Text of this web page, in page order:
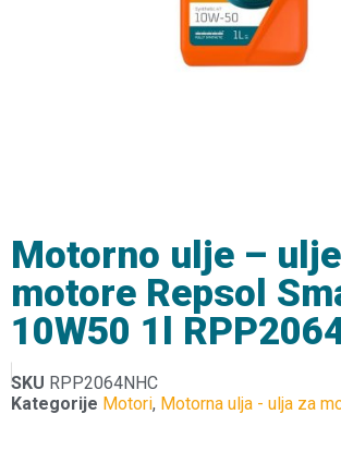
Motorno ulje –
motore Repsol
10W50 1l
SKU RPP2064NHC
Kategorije Motori, Motorna ulja - ulja za